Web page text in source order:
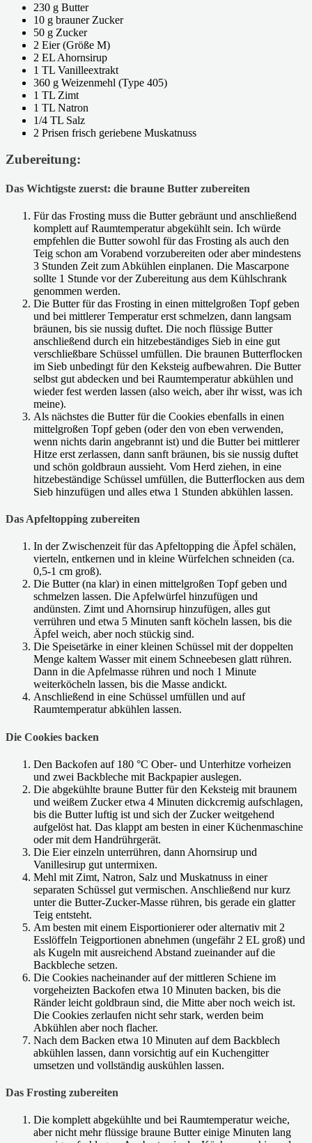
230 g Butter
10 g brauner Zucker
50 g Zucker
2 Eier (Größe M)
2 EL Ahornsirup
1 TL Vanilleextrakt
360 g Weizenmehl (Type 405)
1 TL Zimt
1 TL Natron
1/4 TL Salz
2 Prisen frisch geriebene Muskatnuss
Zubereitung:
Das Wichtigste zuerst: die braune Butter zubereiten
Für das Frosting muss die Butter gebräunt und anschließend
komplett auf Raumtemperatur abgekühlt sein. Ich würde
empfehlen die Butter sowohl für das Frosting als auch den
Teig schon am Vorabend vorzubereiten oder aber mindestens
3 Stunden Zeit zum Abkühlen einplanen. Die Mascarpone
sollte 1 Stunde vor der Zubereitung aus dem Kühlschrank
genommen werden.
Die Butter für das Frosting in einen mittelgroßen Topf geben
und bei mittlerer Temperatur erst schmelzen, dann langsam
bräunen, bis sie nussig duftet. Die noch flüssige Butter
anschließend durch ein hitzebeständiges Sieb in eine gut
verschließbare Schüssel umfüllen. Die braunen Butterflocken
im Sieb unbedingt für den Keksteig aufbewahren. Die Butter
selbst gut abdecken und bei Raumtemperatur abkühlen und
wieder fest werden lassen (also weich, aber ihr wisst, was ich
meine).
Als nächstes die Butter für die Cookies ebenfalls in einen
mittelgroßen Topf geben (oder den von eben verwenden,
wenn nichts darin angebrannt ist) und die Butter bei mittlerer
Hitze erst zerlassen, dann sanft bräunen, bis sie nussig duftet
und schön goldbraun aussieht. Vom Herd ziehen, in eine
hitzebeständige Schüssel umfüllen, die Butterflocken aus dem
Sieb hinzufügen und alles etwa 1 Stunden abkühlen lassen.
Das Apfeltopping zubereiten
In der Zwischenzeit für das Apfeltopping die Äpfel schälen,
vierteln, entkernen und in kleine Würfelchen schneiden (ca.
0,5-1 cm groß).
Die Butter (na klar) in einen mittelgroßen Topf geben und
schmelzen lassen. Die Apfelwürfel hinzufügen und
andünsten. Zimt und Ahornsirup hinzufügen, alles gut
verrühren und etwa 5 Minuten sanft köcheln lassen, bis die
Äpfel weich, aber noch stückig sind.
Die Speisetärke in einer kleinen Schüssel mit der doppelten
Menge kaltem Wasser mit einem Schneebesen glatt rühren.
Dann in die Apfelmasse rühren und noch 1 Minute
weiterköcheln lassen, bis die Masse andickt.
Anschließend in eine Schüssel umfüllen und auf
Raumtemperatur abkühlen lassen.
Die Cookies backen
Den Backofen auf 180 °C Ober- und Unterhitze vorheizen
und zwei Backbleche mit Backpapier auslegen.
Die abgekühlte braune Butter für den Keksteig mit braunem
und weißem Zucker etwa 4 Minuten dickcremig aufschlagen,
bis die Butter luftig ist und sich der Zucker weitgehend
aufgelöst hat. Das klappt am besten in einer Küchenmaschine
oder mit dem Handrührgerät.
Die Eier einzeln unterrühren, dann Ahornsirup und
Vanillesirup gut untermixen.
Mehl mit Zimt, Natron, Salz und Muskatnuss in einer
separaten Schüssel gut vermischen. Anschließend nur kurz
unter die Butter-Zucker-Masse rühren, bis gerade ein glatter
Teig entsteht.
Am besten mit einem Eisportionierer oder alternativ mit 2
Esslöffeln Teigportionen abnehmen (ungefähr 2 EL groß) und
als Kugeln mit ausreichend Abstand zueinander auf die
Backbleche setzen.
Die Cookies nacheinander auf der mittleren Schiene im
vorgeheizten Backofen etwa 10 Minuten backen, bis die
Ränder leicht goldbraun sind, die Mitte aber noch weich ist.
Die Cookies zerlaufen nicht sehr stark, werden beim
Abkühlen aber noch flacher.
Nach dem Backen etwa 10 Minuten auf dem Backblech
abkühlen lassen, dann vorsichtig auf ein Kuchengitter
umsetzen und vollständig auskühlen lassen.
Das Frosting zubereiten
Die komplett abgekühlte und bei Raumtemperatur weiche,
aber nicht mehr flüssige braune Butter einige Minuten lang